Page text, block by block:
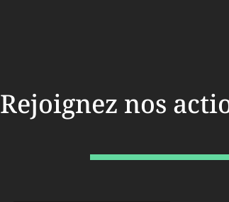
Rejoignez nos